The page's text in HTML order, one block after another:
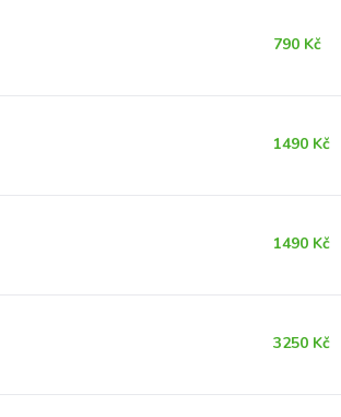
790 Kč
1490 Kč
1490 Kč
3250 Kč